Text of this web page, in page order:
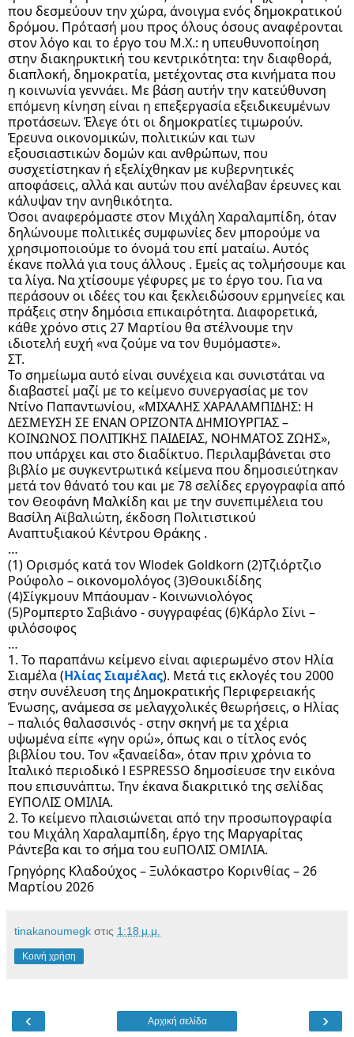
που δεσμεύουν την χώρα, άνοιγμα ενός δημοκρατικού
δρόμου. Πρότασή μου προς όλους όσους αναφέρονται
στον λόγο και το έργο του Μ.Χ.: η υπευθυνοποίηση
στην διακηρυκτική του κεντρικότητα: την διαφθορά,
διαπλοκή, δημοκρατία, μετέχοντας στα κινήματα που
η κοινωνία γεννάει. Με βάση αυτήν την κατεύθυνση
επόμενη κίνηση είναι η επεξεργασία εξειδικευμένων
προτάσεων. Έλεγε ότι οι δημοκρατίες τιμωρούν.
Έρευνα οικονομικών, πολιτικών και των
εξουσιαστικών δομών και ανθρώπων, που
συσχετίστηκαν ή εξελίχθηκαν με κυβερνητικές
αποφάσεις, αλλά και αυτών που ανέλαβαν έρευνες και
κάλυψαν την ανηθικότητα.
Όσοι αναφερόμαστε στον Μιχάλη Χαραλαμπίδη, όταν
δηλώνουμε πολιτικές συμφωνίες δεν μπορούμε να
χρησιμοποιούμε το όνομά του επί ματαίω. Αυτός
έκανε πολλά για τους άλλους . Εμείς ας τολμήσουμε και
τα λίγα. Να χτίσουμε γέφυρες με το έργο του. Για να
περάσουν οι ιδέες του και ξεκλειδώσουν ερμηνείες και
πράξεις στην δημόσια επικαιρότητα. Διαφορετικά,
κάθε χρόνο στις 27 Μαρτίου θα στέλνουμε την
ιδιοτελή ευχή «να ζούμε να τον θυμόμαστε».
ΣΤ.
Το σημείωμα αυτό είναι συνέχεια και συνιστάται να
διαβαστεί μαζί με το κείμενο συνεργασίας με τον
Ντίνο Παπαντωνίου, «ΜΙΧΑΛΗΣ ΧΑΡΑΛΑΜΠΙΔΗΣ: Η
ΔΕΣΜΕΥΣΗ ΣΕ ΕΝΑΝ ΟΡΙΖΟΝΤΑ ΔΗΜΙΟΥΡΓΙΑΣ –
ΚΟΙΝΩΝΟΣ ΠΟΛΙΤΙΚΗΣ ΠΑΙΔΕΙΑΣ, ΝΟΗΜΑΤΟΣ ΖΩΗΣ»,
που υπάρχει και στο διαδίκτυο. Περιλαμβάνεται στο
βιβλίο με συγκεντρωτικά κείμενα που δημοσιεύτηκαν
μετά τον θάνατό του και με 78 σελίδες εργογραφία από
τον Θεοφάνη Μαλκίδη και με την συνεπιμέλεια του
Βασίλη Αϊβαλιώτη, έκδοση Πολιτιστικού
Αναπτυξιακού Κέντρου Θράκης .
…
(1) Ορισμός κατά τον Wlodek Goldkorn (2)Τζιόρτζιο
Ρούφολο – οικονομολόγος (3)Θουκιδίδης
(4)Σίγκμουν Μπάουμαν - Κοινωνιολόγος
(5)Ρομπερτο Σαβιάνο - συγγραφέας (6)Κάρλο Σίνι –
φιλόσοφος
…
1. Το παραπάνω κείμενο είναι αφιερωμένο στον Ηλία
Σιαμέλα (Ηλίας Σιαμέλας). Μετά τις εκλογές του 2000
στην συνέλευση της Δημοκρατικής Περιφερειακής
Ένωσης, ανάμεσα σε μελαγχολικές θεωρήσεις, ο Ηλίας
– παλιός θαλασσινός - στην σκηνή με τα χέρια
υψωμένα είπε «γην ορώ», όπως και ο τίτλος ενός
βιβλίου του. Τον «ξαναείδα», όταν πριν χρόνια το
Ιταλικό περιοδικό l ESPRESSO δημοσίευσε την εικόνα
που επισυνάπτω. Την έκανα διακριτικό της σελίδας
ΕΥΠΟΛΙΣ ΟΜΙΛΙΑ.
2. Το κείμενο πλαισιώνεται από την προσωπογραφία
του Μιχάλη Χαραλαμπίδη, έργο της Μαργαρίτας
Ράντεβα και το σήμα του ευΠΟΛΙΣ ΟΜΙΛΙΑ.
Γρηγόρης Κλαδούχος – Ξυλόκαστρο Κορινθίας – 26
Μαρτίου 2026
tinakanoumegk στις 1:18 μ.μ.
Κοινή χρήση
‹ ›
Αρχική σελίδα